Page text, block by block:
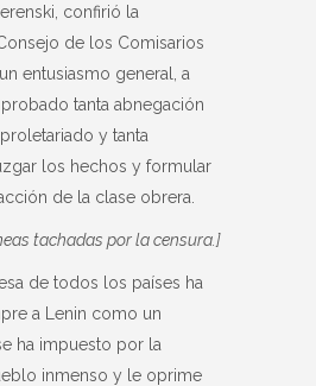
confirió la
de los Comisarios
entusiasmo general, a
probado tanta abnegación
y tanta
los hechos y formular
de la clase obrera.
tachadas por la censura.]
de todos los países ha
a Lenin como un
ha impuesto por la
inmenso y le oprime